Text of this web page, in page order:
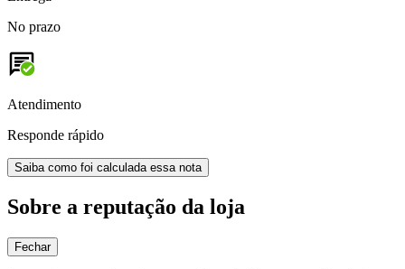
No prazo
Atendimento
Responde rápido
Saiba como foi calculada essa nota
Sobre a reputação da loja
Fechar